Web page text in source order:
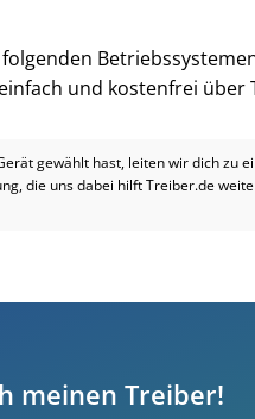
und kostenfrei
gewählt hast, leiten wir dich zu
die uns dabei hilft Treiber.de
meinen Treiber!